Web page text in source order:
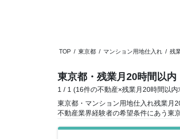
TOP / 東京都 / マンション用地仕入れ / 残
東京都・残業月20時間以
1 / 1 (16件の不動産×残業月20時間以
東京都・マンション用地仕入れ残業月
不動産業界経験者の希望条件にあう東